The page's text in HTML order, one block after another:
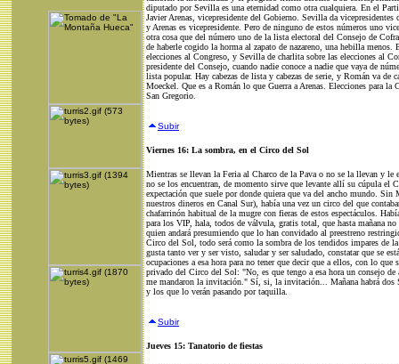
diputado por Sevilla es una eternidad como otra cualquiera. En el
Javier Arenas, vicepresidente del Gobierno. Sevilla da vicepresidentes
y Arenas es vicepresidente. Pero de ninguno de estos números uno
otra cosa que del número uno de la lista electoral del Consejo de
de haberle cogido la horma al zapato de nazareno, una hebilla menos.
elecciones al Congreso, y Sevilla de charlita sobre las elecciones al
presidente del Consejo, cuando nadie conoce a nadie que vaya de
lista popular. Hay cabezas de lista y cabezas de serie, y Román va de
Moeckel. Que es a Román lo que Guerra a Arenas. Elecciones para la
San Gregorio.
Subir
Viernes 16: La sombra, en el Circo del Sol
Mientras se llevan la Feria al Charco de la Pava o no se la llevan y le
no se los encuentran, de momento sirve que levante allí su cúpula el
expectación que suele por donde quiera que va del ancho mundo.
nuestros dineros en Canal Sur), había una vez un circo del que
chafarrinón habitual de la mugre con fieras de estos espectáculos.
para los VIP, hala, todos de válvula, gratis total, que hasta mañana
quien andará presumiendo que lo han convidado al preestreno
Circo del Sol, todo será como la sombra de los tendidos impares de
gusta tanto ver y ser visto, saludar y ser saludado, constatar que se
ocupaciones a esa hora para no tener que decir que a ellos, con lo
privado del Circo del Sol: "No, es que tengo a esa hora un consejo
me mandaron la invitación." Sí, si, la invitación... Mañana habrá
y los que lo verán pasando por taquilla.
Subir
Jueves 15: Tanatorio de fiestas